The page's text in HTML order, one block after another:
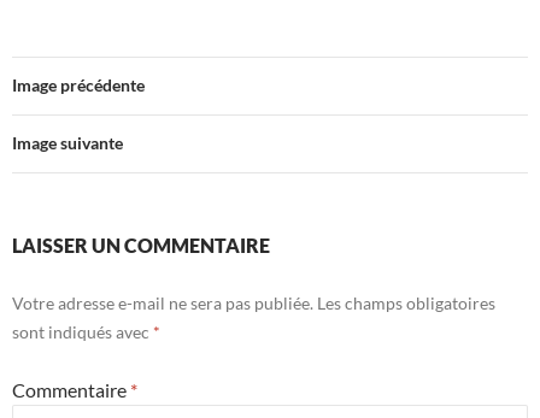
Image précédente
Image suivante
LAISSER UN COMMENTAIRE
Votre adresse e-mail ne sera pas publiée. Les champs obligatoires
sont indiqués avec *
Commentaire *